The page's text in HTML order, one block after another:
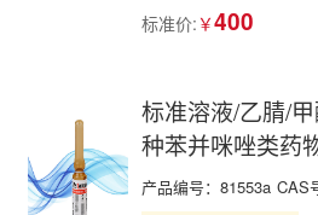
标准价: ￥400
标准溶液/乙腈/
种苯并咪唑类药
2007/16
产品编号： 81553a CAS